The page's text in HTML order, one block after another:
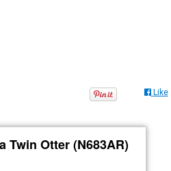
Like
Twin Otter (N683AR)